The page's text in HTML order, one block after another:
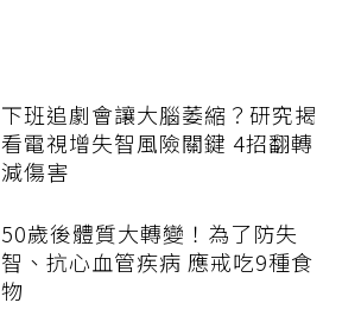
下班追劇會讓大腦萎縮？研究揭
看電視增失智風險關鍵 4招翻轉
減傷害
50歲後體質大轉變！為了防失
智、抗心血管疾病 應戒吃9種食
物